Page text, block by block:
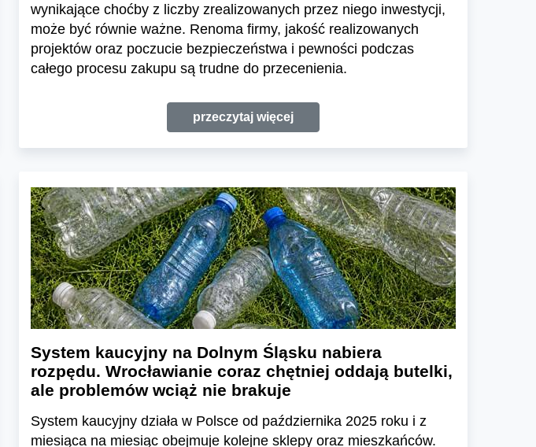
wynikające choćby z liczby zrealizowanych przez niego inwestycji,
może być równie ważne. Renoma firmy, jakość realizowanych
projektów oraz poczucie bezpieczeństwa i pewności podczas
całego procesu zakupu są trudne do przecenienia.
przeczytaj więcej
System kaucyjny na Dolnym Śląsku nabiera
rozpędu. Wrocławianie coraz chętniej oddają butelki,
ale problemów wciąż nie brakuje
System kaucyjny działa w Polsce od października 2025 roku i z
miesiąca na miesiąc obejmuje kolejne sklepy oraz mieszkańców.